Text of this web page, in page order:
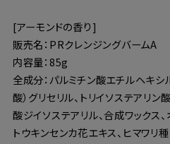
[アーモンドの香り]
販売名：PRクレンジングバームA
内容量：85g
全成分：パルミチン酸エチルヘキシ
酸）グリセリル、トリイソステアリ
酸ジイソステアリル、合成ワックス
トウキンセンカ花エキス、ヒマワリ